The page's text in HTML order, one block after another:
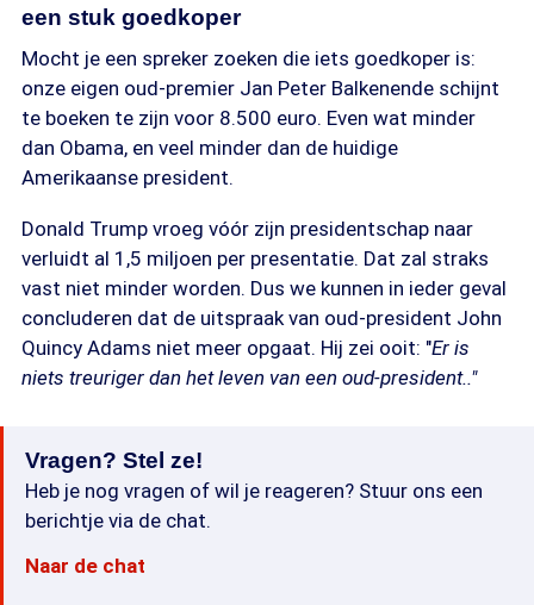
een stuk goedkoper
Mocht je een spreker zoeken die iets goedkoper is:
onze eigen oud-premier Jan Peter Balkenende schijnt
te boeken te zijn voor 8.500 euro. Even wat minder
dan Obama, en veel minder dan de huidige
Amerikaanse president.
Donald Trump vroeg vóór zijn presidentschap naar
verluidt al 1,5 miljoen per presentatie. Dat zal straks
vast niet minder worden. Dus we kunnen in ieder geval
concluderen dat de uitspraak van oud-president John
Quincy Adams niet meer opgaat. Hij zei ooit: "Er is
niets treuriger dan het leven van een oud-president.."
Vragen? Stel ze!
Heb je nog vragen of wil je reageren? Stuur ons een
berichtje via de chat.
Naar de chat